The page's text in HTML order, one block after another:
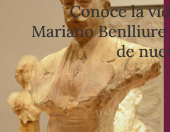
Conoce la
Mariano Benlliure
de